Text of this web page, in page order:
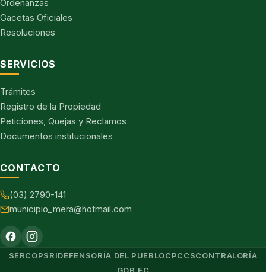
Ordenanzas
Gacetas Oficiales
Resoluciones
SERVICIOS
Trámites
Registro de la Propiedad
Peticiones, Quejas y Reclamos
Documentos institucionales
CONTACTO
(03) 2790-141
municipio_mera@hotmail.com
SERCOPSRIDEFENSORÍA DEL PUEBLOCPCCSCONTRALORÍA